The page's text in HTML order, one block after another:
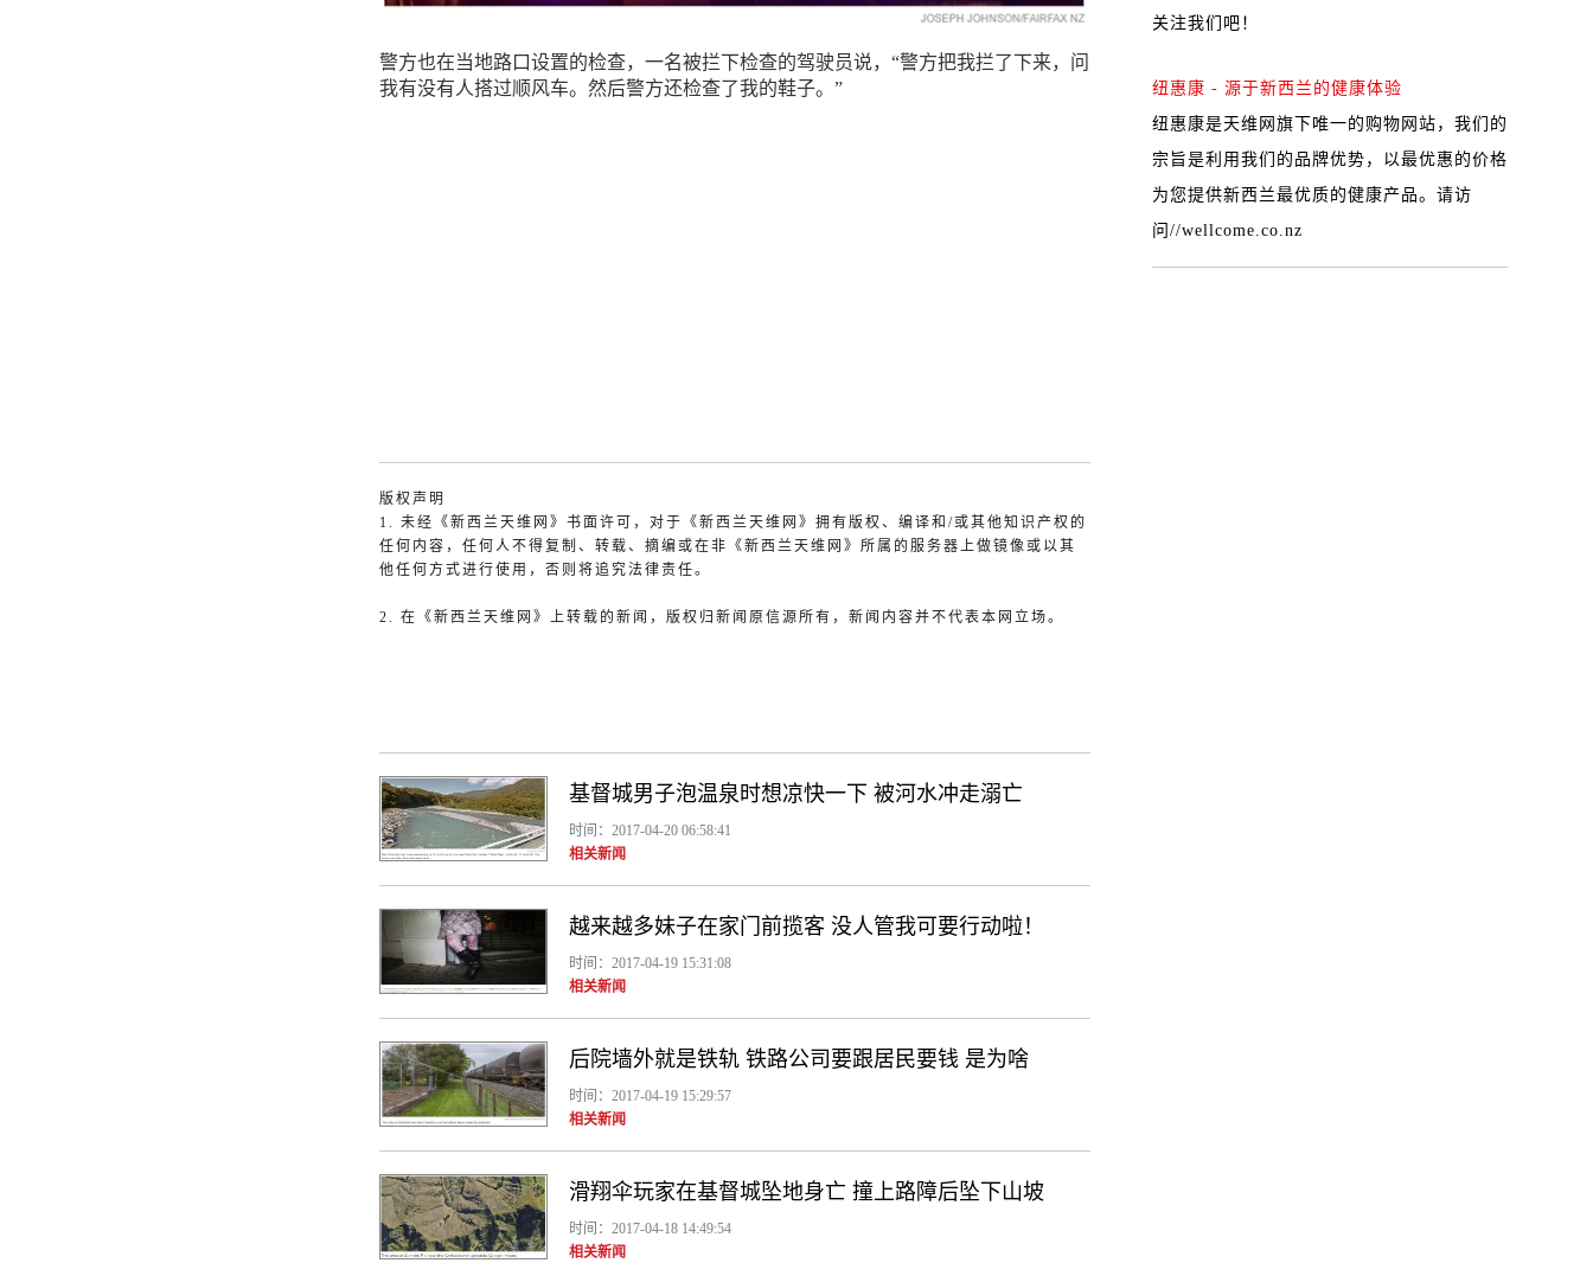
警方也在当地路口设置的检查，一名被拦下检查的驾驶员说，“警方把我拦了下来，问
我有没有人搭过顺风车。然后警方还检查了我的鞋子。”
版权声明
1. 未经《新西兰天维网》书面许可，对于《新西兰天维网》拥有版权、编译和/或其他知识产权的
任何内容，任何人不得复制、转载、摘编或在非《新西兰天维网》所属的服务器上做镜像或以其
他任何方式进行使用，否则将追究法律责任。
2. 在《新西兰天维网》上转载的新闻，版权归新闻原信源所有，新闻内容并不代表本网立场。
基督城男子泡温泉时想凉快一下 被河水冲走溺亡
时间：2017-04-20 06:58:41
相关新闻
越来越多妹子在家门前揽客 没人管我可要行动啦！
时间：2017-04-19 15:31:08
相关新闻
后院墙外就是铁轨 铁路公司要跟居民要钱 是为啥
时间：2017-04-19 15:29:57
相关新闻
滑翔伞玩家在基督城坠地身亡 撞上路障后坠下山坡
时间：2017-04-18 14:49:54
相关新闻
关注我们吧！
纽惠康 - 源于新西兰的健康体验
纽惠康是天维网旗下唯一的购物网站，我们的
宗旨是利用我们的品牌优势，以最优惠的价格
为您提供新西兰最优质的健康产品。请访
问 //wellcome.co.nz